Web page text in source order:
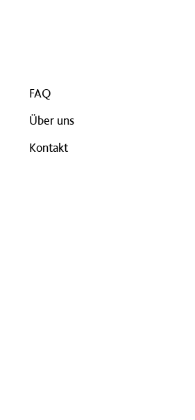
FAQ
Über uns
Kontakt